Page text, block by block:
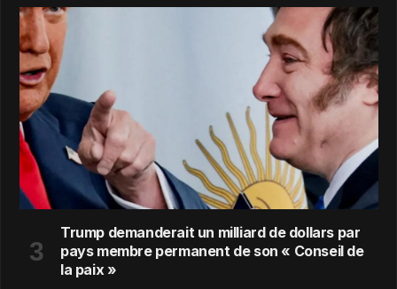
Trump demanderait un milliard de dollars par
pays membre permanent de son « Conseil de
la paix »